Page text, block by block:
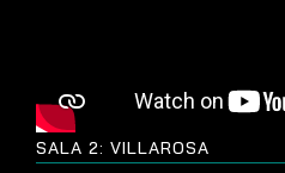
SALA 2: VILLAROSA